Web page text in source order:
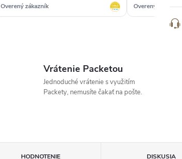
Overený zákazník Overený zákazník
Vrátenie Packetou
Jednoduché vrátenie s využitím
Packety, nemusíte čakať na pošte.
HODNOTENIE DISKUSIA